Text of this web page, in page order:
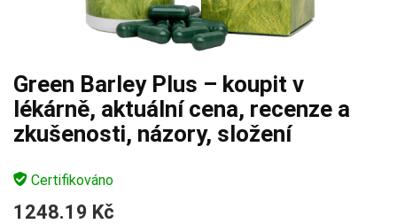
Green Barley Plus – koupit v
lékárně, aktuální cena, recenze a
zkušenosti, názory, složení
Certifikováno
1248.19 Kč